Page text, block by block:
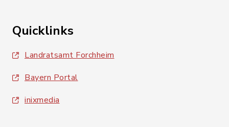
Quicklinks
Landratsamt Forchheim
Bayern Portal
inixmedia